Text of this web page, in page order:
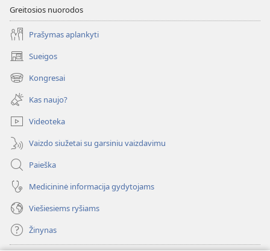
Greitosios nuorodos
Prašymas aplankyti
Sueigos
(atsiveria
naujas
langas)
Kongresai
(atsiveria
naujas
langas)
Kas naujo?
Videoteka
Vaizdo siužetai su garsiniu vaizdavimu
Paieška
Medicininė informacija gydytojams
Viešiesiems ryšiams
Žinynas